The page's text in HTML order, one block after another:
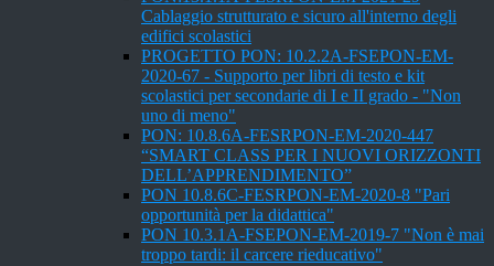
Cablaggio strutturato e sicuro all'interno degli
edifici scolastici
PROGETTO PON: 10.2.2A-FSEPON-EM-
2020-67 - Supporto per libri di testo e kit
scolastici per secondarie di I e II grado - "Non
uno di meno"
PON: 10.8.6A-FESRPON-EM-2020-447
“SMART CLASS PER I NUOVI ORIZZONTI
DELL’APPRENDIMENTO”
PON 10.8.6C-FESRPON-EM-2020-8 "Pari
opportunità per la didattica"
PON 10.3.1A-FSEPON-EM-2019-7 "Non è mai
troppo tardi: il carcere rieducativo"